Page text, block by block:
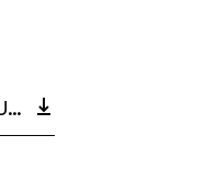
40211.20.1-DIM_ROSACE MULTIDOT.PDF